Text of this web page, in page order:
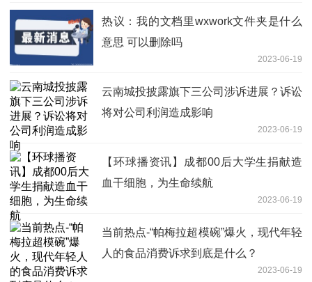
热议：我的文档里wxwork文件夹是什么
意思 可以删除吗
2023-06-19
云南城投披露旗下三公司涉诉进展？诉讼
将对公司利润造成影响
2023-06-19
【环球播资讯】成都00后大学生捐献造
血干细胞，为生命续航
2023-06-19
当前热点-“帕梅拉超模碗”爆火，现代年轻
人的食品消费诉求到底是什么？
2023-06-19